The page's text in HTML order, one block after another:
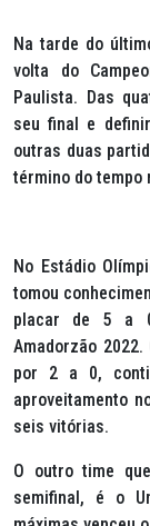
Na tarde do
volta do
Paulista. Das
seu final e
outras duas
término do tempo
No Estádio
tomou
placar de 5 a
Amadorzão
por 2 a 0,
aproveitamento
seis vitórias.
O outro time
semifinal, é o